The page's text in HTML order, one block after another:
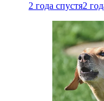
2 года спустя2